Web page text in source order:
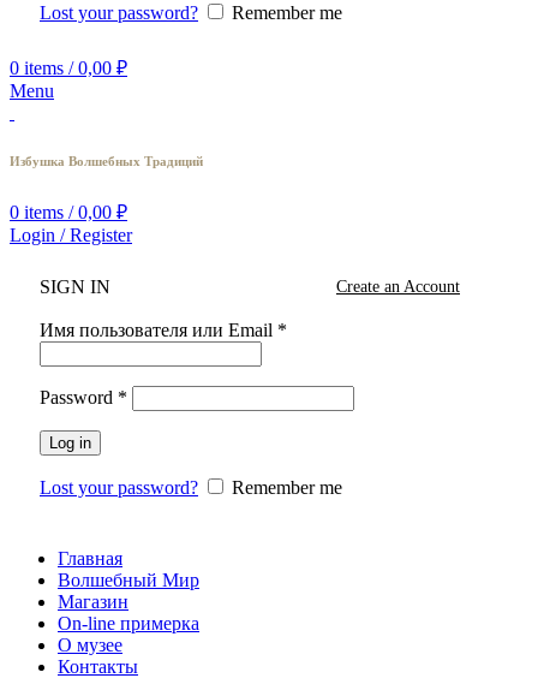
Lost your password? Remember me
0 items / 0,00 ₽
Menu
Избушка Волшебных Традиций
0 items / 0,00 ₽
Login / Register
SIGN IN Create an Account
Имя пользователя или Email *
Password *
Log in
Lost your password? Remember me
Главная
Волшебный Мир
Магазин
On-line примерка
О музее
Контакты